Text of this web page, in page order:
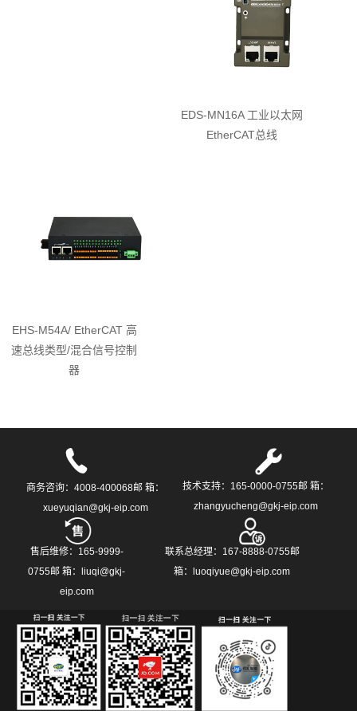
EDS-MN16A 工业以太网
EtherCAT总线
EHS-M54A/ EtherCAT 高
速总线类型/混合信号控制
器
商务咨询：4008-400068邮 箱：
xueyuqian@gkj-eip.com
技术支持：165-0000-0755邮 箱：
zhangyucheng@gkj-eip.com
售后维修：165-9999-
0755邮 箱：liuqi@gkj-
eip.com
联系总经理：167-8888-0755邮
箱：luoqiyue@gkj-eip.com